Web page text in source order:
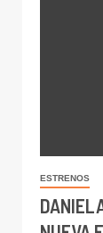
ESTRENOS